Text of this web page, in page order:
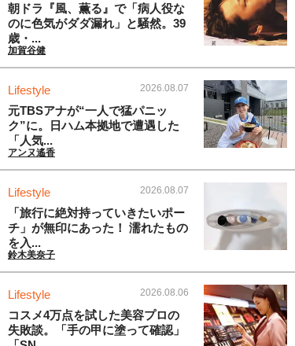
朝ドラ『風、薫る』で「病人役な
のに色気がダダ漏れ」と騒然。39
歳・...
加賀谷健
Lifestyle 2026.08.07
元TBSアナが“一人で猛パニッ
ク”に。日ハム本拠地で遭遇した
「人気...
アンヌ遙香
Lifestyle 2026.08.07
「旅行に絶対持っていきたいポー
チ」が無印にあった！ 濡れたもの
を入...
鈴木美奈子
Lifestyle 2026.08.06
コスメ4万点を試した美容プロの
失敗談。「手の甲に塗って確認」